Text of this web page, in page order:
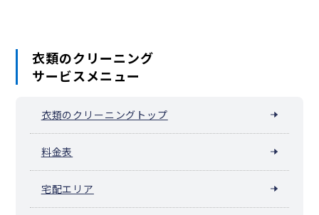
衣類のクリーニング
サービスメニュー
衣類のクリーニングトップ
料金表
宅配エリア